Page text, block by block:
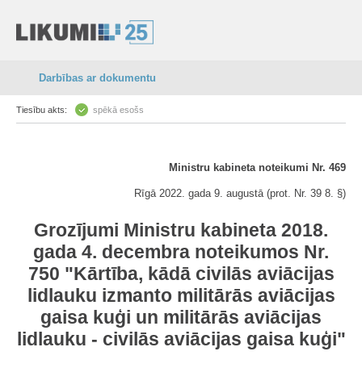
Darbības ar dokumentu
Tiesību akts: spēkā esošs
Ministru kabineta noteikumi Nr. 469
Rīgā 2022. gada 9. augustā (prot. Nr. 39 8. §)
Grozījumi Ministru kabineta 2018.
gada 4. decembra noteikumos Nr.
750 "Kārtība, kādā civilās aviācijas
lidlauku izmanto militārās aviācijas
gaisa kuģi un militārās aviācijas
lidlauku - civilās aviācijas gaisa kuģi"